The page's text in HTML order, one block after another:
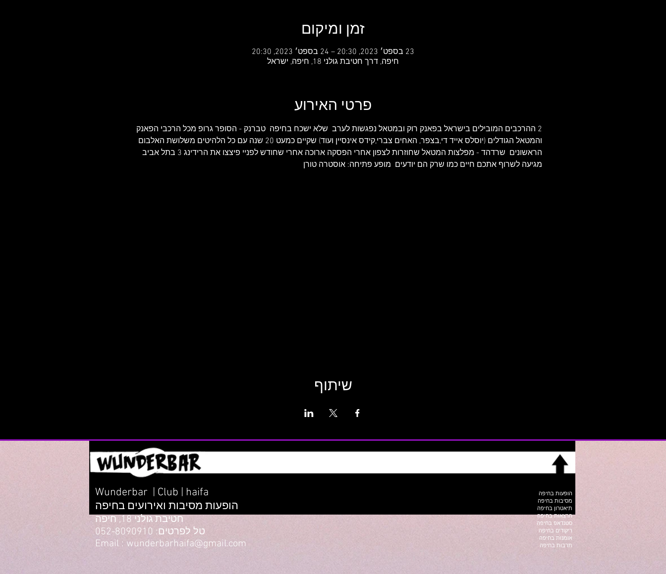
זמן ומיקום
23 בספט׳ 2023, 20:30 – 24 בספט׳ 2023, 20:30
חיפה, דרך חטיבת גולני 18, חיפה, ישראל
פרטי האירוע
2 ההרכבים המובילים בישראל בפאנק רוק ובמטאל נפגשות לערב  שלא ישכח בחיפה  טברנק - הסופר גרופ מכל הרכבי הפאנק
והמטאל הגודלים (יוסלס אייד די,בצפר, האחים צברי,קידס אינסיין ועוד) שקיים כמעט 20 שנה עם כל הלהיטים משלושת האלבום
הראשונים  שרדהד - מפלצות המטאל שחוזרות לצפון אחרי הפסקה ארוכה אחרי שחודש לפניי פיצצו את הרידינג 3 בתל אביב
מגיעה לשרוף אתכם חיים כמו שרק הם יודעים  מופע פתיחה: אוסטרה טורן
שיתוף
Wunderbar | Club | haifa
הופעות מסיבות ואירועים בחיפה
חטיבת גולני 18, חיפה
טל לפרטים: 052-8090910
Email : wunderbarhaifa@gmail.com
הופעות בחיפה
מסיבות בחיפה
תיאטרון בחיפה
הרצאות בחיפה
סטנדאפ בחיפה
ריקודים בחיפה
אומנות בחיפה
תרבות בחיפה